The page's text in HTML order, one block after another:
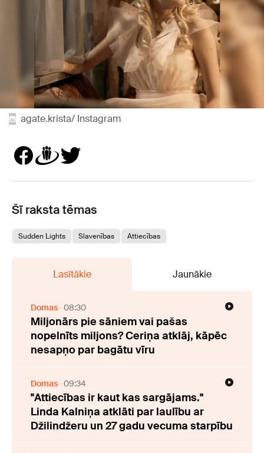
agate.krista/ Instagram
Šī raksta tēmas
Sudden Lights Slavenības Attiecības
Lasītākie Jaunākie
Domas 08:30
Miljonārs pie sāniem vai pašas
nopelnīts miljons? Ceriņa atklāj, kāpēc
nesapņo par bagātu vīru
Domas 09:34
"Attiecības ir kaut kas sargājams."
Linda Kalniņa atklāti par laulību ar
Džilindžeru un 27 gadu vecuma starpību